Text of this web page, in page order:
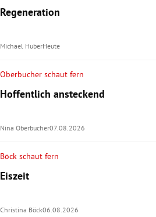
Regeneration
Michael HuberHeute
Oberbucher schaut fern
Hoffentlich ansteckend
Nina Oberbucher07.08.2026
Böck schaut fern
Eiszeit
Christina Böck06.08.2026